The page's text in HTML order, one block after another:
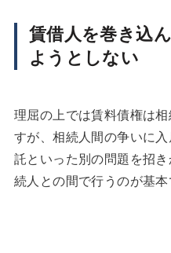
賃借人を巻き込
ようとしない
理屈の上では賃料債権は
すが、相続人間の争いに
託といった別の問題を招
続人との間で行うのが基本